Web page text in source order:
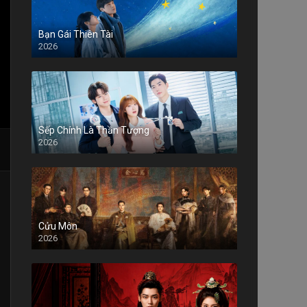
Bạn Gái Thiên Tài
2026
Sếp Chính Là Thần Tượng
2026
Cửu Môn
2026